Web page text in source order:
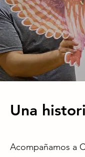
Una
Acompañamos a